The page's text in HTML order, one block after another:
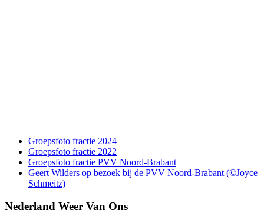
Groepsfoto fractie 2024
Groepsfoto fractie 2022
Groepsfoto fractie PVV Noord-Brabant
Geert Wilders op bezoek bij de PVV Noord-Brabant (©Joyce
Schmeitz)
Nederland Weer Van Ons